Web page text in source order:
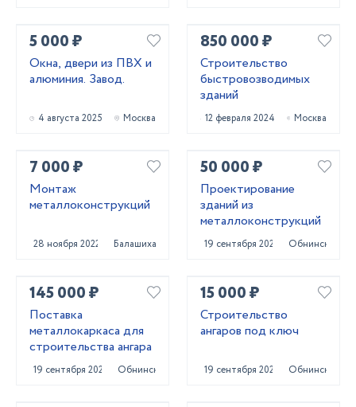
5 000 ₽
Окна, двери из ПВХ и
алюминия. Завод.
4 августа 2025 Москва
850 000 ₽
Строительство
быстровозводимых
зданий
12 февраля 2024 Москва
7 000 ₽
Монтаж
металлоконструкций
28 ноября 2022 Балашиха
50 000 ₽
Проектирование
зданий из
металлоконструкций
19 сентября 2024 Обнинск
145 000 ₽
Поставка
металлокаркаса для
строительства ангара
19 сентября 2024 Обнинск
15 000 ₽
Строительство
ангаров под ключ
19 сентября 2024 Обнинск